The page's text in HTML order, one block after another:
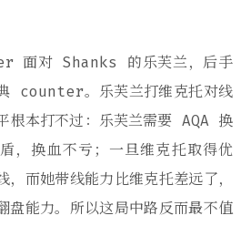
面对 Shanks 的乐芙兰，后手
counter。乐芙兰打维克托对线
本打不过：乐芙兰需要 AQA 换
，换血不亏；一旦维克托取得优
，而她带线能力比维克托差远了，
盘能力。所以这局中路反而最不值